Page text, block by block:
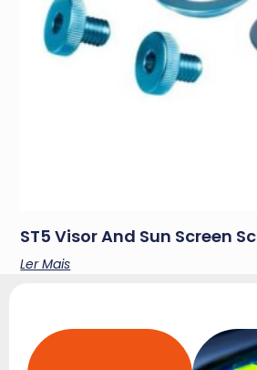
ST5 Visor And Sun Screen
Ler Mais